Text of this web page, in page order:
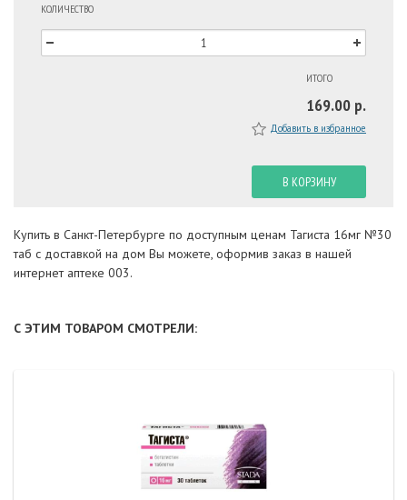
КОЛИЧЕСТВО
ИТОГО
169.00 р.
Добавить в избранное
В КОРЗИНУ
Купить в Санкт-Петербурге по доступным ценам Тагиста 16мг №30
таб с доставкой на дом Вы можете, оформив заказ в нашей
интернет аптеке 003.
С ЭТИМ ТОВАРОМ СМОТРЕЛИ: